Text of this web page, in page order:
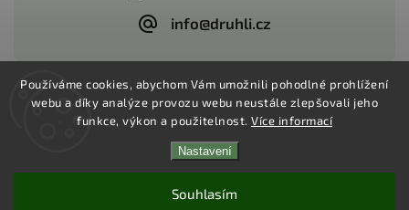
Používáme cookies, abychom Vám umožnili pohodlné prohlížení
webu a díky analýze provozu webu neustále zlepšovali jeho
funkce, výkon a použitelnost. Více informací
Nastavení
Souhlasím
Slevy až 53 % a Doprava zdarma od 2000 Kč!
info@druhli.cz
Copyright 2026Dr.Uhli. Všechna práva vyhrazena.
Upravit nastavení cookies
VytvořilShoptet| Design